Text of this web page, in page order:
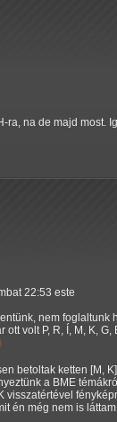
na de majd most.
22:53 este
nem
volt P, R, Í, M, K,
betoltak ketten [M,
a BME
én még nem is